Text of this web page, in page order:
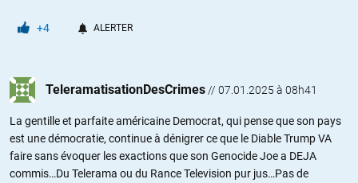
+4 ALERTER
TeleramatisationDesCrimes // 07.01.2025 à 08h41
La gentille et parfaite américaine Democrat, qui pense que son pays
est une démocratie, continue à dénigrer ce que le Diable Trump VA
faire sans évoquer les exactions que son Genocide Joe a DEJA
commis…Du Telerama ou du Rance Television pur jus…Pas de